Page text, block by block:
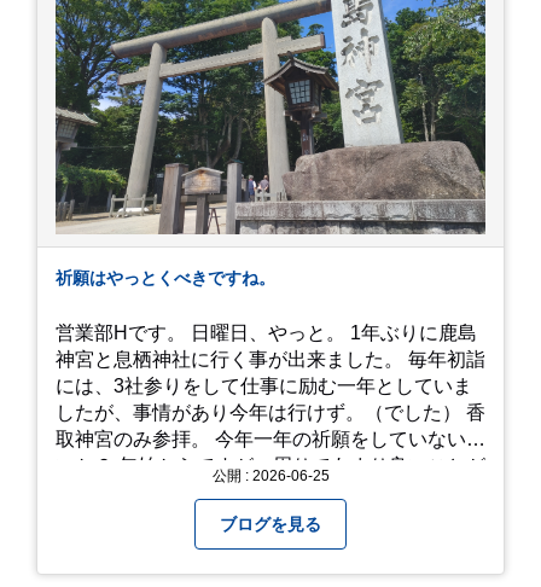
カットしてくれるのもとっても良かったです。 こ
れは何個でも行けてしまう勢い、、！！！ 皆様も
静岡へ行く予定がありましたら是非とも召し上が
って見てください！予約は行っていないようなの
で、時と場合とタイミングと要相談で
す、、！！！
祈願はやっとくべきですね。
営業部Hです。 日曜日、やっと。 1年ぶりに鹿島
神宮と息栖神社に行く事が出来ました。 毎年初詣
には、3社参りをして仕事に励む一年としていま
したが、事情があり今年は行けず。（でした） 香
取神宮のみ参拝。 今年一年の祈願をしていないせ
いか？ 年始からですが、周りであまり良いことが
から、あっという間に半年が過ぎやっとこさ。 3
日後のこと。不思議ですね。 気にかかる事1つ
目。友人の長期入院から退院の知らせあり！ 気に
公開 : 2026-06-25
ブログを見る